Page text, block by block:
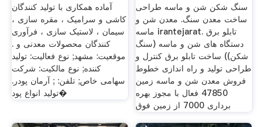
آماده همکاری با تولید کنندگان
کاشی و سرامیک ، مقره سازی ،
سیمان ، لاستیک سازی ، فرآوری
کنندگان محصولات معدنی و .
موقعیت: مشهد; نوع فعالیت: تولید
کننده; نوع مالکیت: شرکت
سهامی خاص; تلفن: ; آرمان پودر.
توليد انواع پود�
سنگ شکن شن و ماسه طراحی
ساخت معدن سنگ. معدن شن و
ماسه irantejarat. تابلو برق
دستگاه های شن و ماسه (سنگ
شکن)) ساخت تابلو برق کنترل و
طراحی تولید و راه اندازی خطوط
فروش معدن شن و ماسه زمین
47850 فعال با مجوز بهره
برداری 7000 از زمین فوق